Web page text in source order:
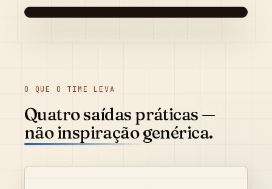
O QUE O TIME LEVA
Quatro saídas práticas —
não inspiração genérica.